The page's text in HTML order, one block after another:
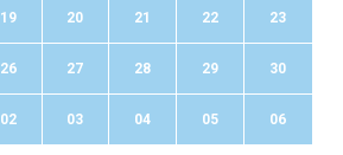
19 20 21 22 23
26 27 28 29 30
02 03 04 05 06